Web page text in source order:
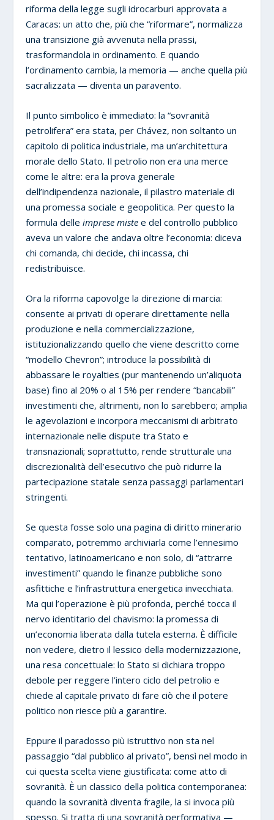
riforma della legge sugli idrocarburi approvata a
Caracas: un atto che, più che “riformare”, normalizza
una transizione già avvenuta nella prassi,
trasformandola in ordinamento. E quando
l’ordinamento cambia, la memoria — anche quella più
sacralizzata — diventa un paravento.
Il punto simbolico è immediato: la “sovranità
petrolifera” era stata, per Chávez, non soltanto un
capitolo di politica industriale, ma un’architettura
morale dello Stato. Il petrolio non era una merce
come le altre: era la prova generale
dell’indipendenza nazionale, il pilastro materiale di
una promessa sociale e geopolitica. Per questo la
formula delleimprese miste e del controllo pubblico
aveva un valore che andava oltre l’economia: diceva
chi comanda, chi decide, chi incassa, chi
redistribuisce.
Ora la riforma capovolge la direzione di marcia:
consente ai privati di operare direttamente nella
produzione e nella commercializzazione,
istituzionalizzando quello che viene descritto come
“modello Chevron”; introduce la possibilità di
abbassare le royalties (pur mantenendo un’aliquota
base) fino al 20% o al 15% per rendere “bancabili”
investimenti che, altrimenti, non lo sarebbero; amplia
le agevolazioni e incorpora meccanismi di arbitrato
internazionale nelle dispute tra Stato e
transnazionali; soprattutto, rende strutturale una
discrezionalità dell’esecutivo che può ridurre la
partecipazione statale senza passaggi parlamentari
stringenti.
Se questa fosse solo una pagina di diritto minerario
comparato, potremmo archiviarla come l’ennesimo
tentativo, latinoamericano e non solo, di “attrarre
investimenti” quando le finanze pubbliche sono
asfittiche e l’infrastruttura energetica invecchiata.
Ma qui l’operazione è più profonda, perché tocca il
nervo identitario del chavismo: la promessa di
un’economia liberata dalla tutela esterna. È difficile
non vedere, dietro il lessico della modernizzazione,
una resa concettuale: lo Stato si dichiara troppo
debole per reggere l’intero ciclo del petrolio e
chiede al capitale privato di fare ciò che il potere
politico non riesce più a garantire.
Eppure il paradosso più istruttivo non sta nel
passaggio “dal pubblico al privato”, bensì nel modo in
cui questa scelta viene giustificata: come atto di
sovranità. È un classico della politica contemporanea:
quando la sovranità diventa fragile, la si invoca più
spesso. Si tratta di una sovranità performativa —